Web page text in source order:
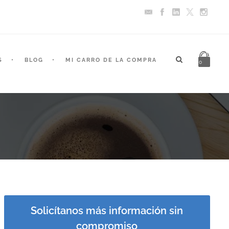
BLOG MI CARRO DE LA COMPRA 0
Solicítanos más información sin
compromiso